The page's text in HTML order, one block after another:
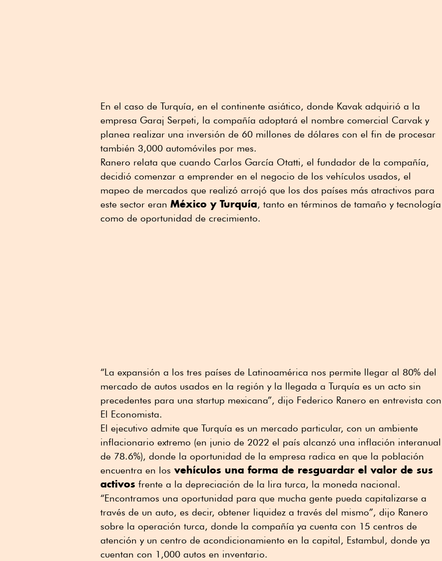
En el caso de Turquía, en el continente asiático, donde Kavak adquirió a la
empresa Garaj Serpeti, la compañía adoptará el nombre comercial Carvak y
planea realizar una inversión de 60 millones de dólares con el fin de procesar
también 3,000 automóviles por mes.
Ranero relata que cuando Carlos García Otatti, el fundador de la compañía,
decidió comenzar a emprender en el negocio de los vehículos usados, el
mapeo de mercados que realizó arrojó que los dos países más atractivos para
este sector eran México y Turquía, tanto en términos de tamaño y tecnología
como de oportunidad de crecimiento.
“La expansión a los tres países de Latinoamérica nos permite llegar al 80% del
mercado de autos usados en la región y la llegada a Turquía es un acto sin
precedentes para una startup mexicana”, dijo Federico Ranero en entrevista con
El Economista.
El ejecutivo admite que Turquía es un mercado particular, con un ambiente
inflacionario extremo (en junio de 2022 el país alcanzó una inflación interanual
de 78.6%), donde la oportunidad de la empresa radica en que la población
encuentra en los vehículos una forma de resguardar el valor de sus
activos frente a la depreciación de la lira turca, la moneda nacional.
“Encontramos una oportunidad para que mucha gente pueda capitalizarse a
través de un auto, es decir, obtener liquidez a través del mismo”, dijo Ranero
sobre la operación turca, donde la compañía ya cuenta con 15 centros de
atención y un centro de acondicionamiento en la capital, Estambul, donde ya
cuentan con 1,000 autos en inventario.